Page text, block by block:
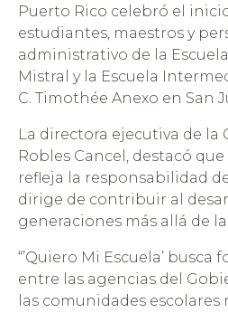
Puerto Rico celebró el
estudiantes, maestros y
administrativo de la
Mistral y la Escuela
C. Timothée Anexo en San
La directora ejecutiva de la
Robles Cancel, destacó
refleja la responsabilidad
dirige de contribuir al
generaciones más allá de
“’Quiero Mi Escuela’ busca
entre las agencias del
las comunidades escolares